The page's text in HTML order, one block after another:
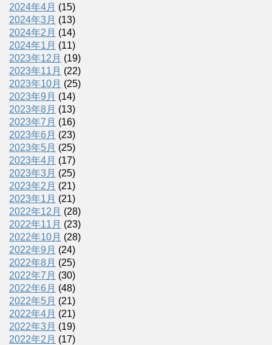
2024年4月 (15)
2024年3月 (13)
2024年2月 (14)
2024年1月 (11)
2023年12月 (19)
2023年11月 (22)
2023年10月 (25)
2023年9月 (14)
2023年8月 (13)
2023年7月 (16)
2023年6月 (23)
2023年5月 (25)
2023年4月 (17)
2023年3月 (25)
2023年2月 (21)
2023年1月 (21)
2022年12月 (28)
2022年11月 (23)
2022年10月 (28)
2022年9月 (24)
2022年8月 (25)
2022年7月 (30)
2022年6月 (48)
2022年5月 (21)
2022年4月 (21)
2022年3月 (19)
2022年2月 (17)